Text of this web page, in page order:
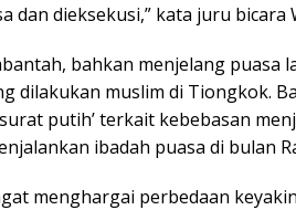
dieksekusi,” kata juru bicara
bahkan menjelang puasa
dilakukan muslim di Tiongkok.
putih’ terkait kebebasan
ibadah puasa di bulan
menghargai perbedaan